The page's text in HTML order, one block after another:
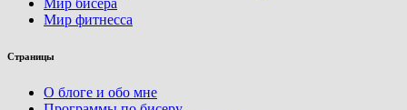
Мир бисера
Мир фитнесса
Страницы
О блоге и обо мне